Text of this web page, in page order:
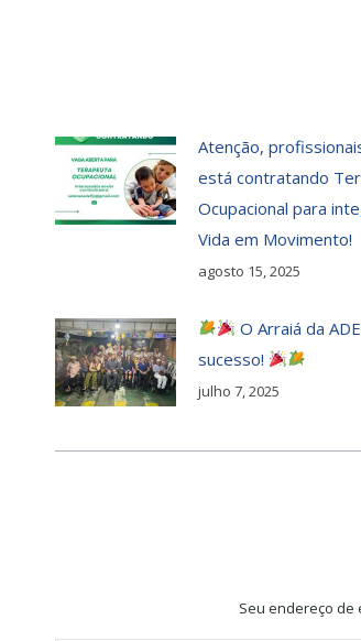
Atenção,
está contratando
Ocupacional para
Vida em Movimento!
agosto 15, 2025
O Arraiá da
sucesso!
julho 7, 2025
Seu endereço